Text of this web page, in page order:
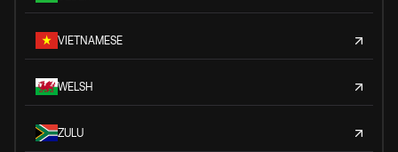
VIETNAMESE
WELSH
ZULU